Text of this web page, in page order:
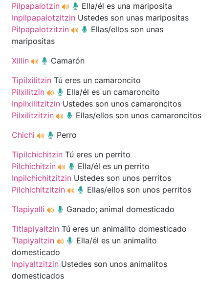
Pilpapalotzin
Ella/él es una mariposita
Inpilpapalotzitzin Ustedes son unas maripositas
Pilpapalotzitzin
Ellas/ellos son unas
maripositas
Xillin
Camarón
Tipilxilitzin Tú eres un camaroncito
Pilxilitzin
Ella/él es un camaroncito
Inpilxilitzitzin Ustedes son unos camaroncitos
Pilxilitzitzin
Ellas/ellos son unos camaroncitos
Chichi
Perro
Tipilchichitzin Tú eres un perrito
Pilchichitzin
Ella/él es un perrito
Inpilchichitzitzin Ustedes son unos perritos
Pilchichitzitzin
Ellas/ellos son unos perritos
Tlapiyalli
Ganado; animal domesticado
Titlapiyaltzin Tú eres un animalito domesticado
Tlapiyaltzin
Ella/él es un animalito
domesticado
Inpiyaltzitzin Ustedes son unos animalitos
domesticados